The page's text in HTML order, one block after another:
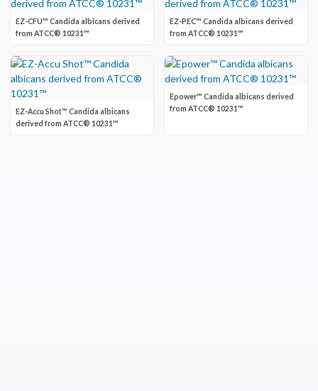
EZ-CFU™ Candida albicans derived
from ATCC® 10231™
EZ-PEC™ Candida albicans derived
from ATCC® 10231™
EZ-Accu Shot™ Candida albicans
derived from ATCC® 10231™
Epower™ Candida albicans derived
from ATCC® 10231™